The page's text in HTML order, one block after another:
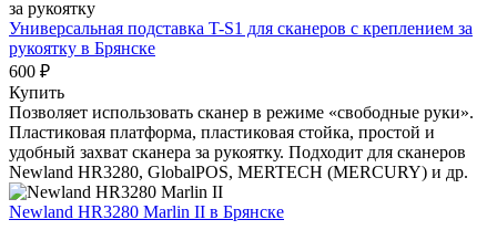
Универсальная подставка T-S1 для сканеров с креплением за
рукоятку в Брянске
600 ₽
Купить
Позволяет использовать сканер в режиме «свободные руки».
Пластиковая платформа, пластиковая стойка, простой и
удобный захват сканера за рукоятку. Подходит для сканеров
Newland HR3280, GlobalPOS, MERTECH (MERCURY) и др.
Newland HR3280 Marlin II в Брянске